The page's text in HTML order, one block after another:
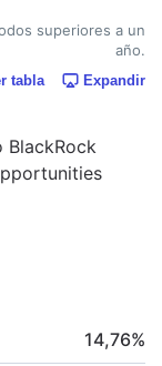
superiores a un
año.
tabla Expandir
BlackRock
14,76%